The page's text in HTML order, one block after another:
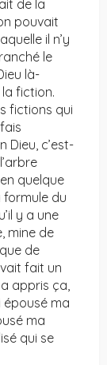
de la
pouvait
il n’y
le
là-
fiction.
fictions qui
Dieu, c’est-
quelque
formule du
y a une
mine de
de
fait un
appris ça,
épousé ma
ma
qui se